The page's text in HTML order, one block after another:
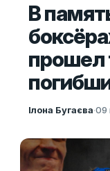
В
прошел
Ілона Бугаєва·09